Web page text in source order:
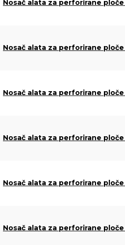
Nosač alata za perforirane ploče
Nosač alata za perforirane ploče
Nosač alata za perforirane ploče
Nosač alata za perforirane ploče
Nosač alata za perforirane ploče
Nosač alata za perforirane ploče